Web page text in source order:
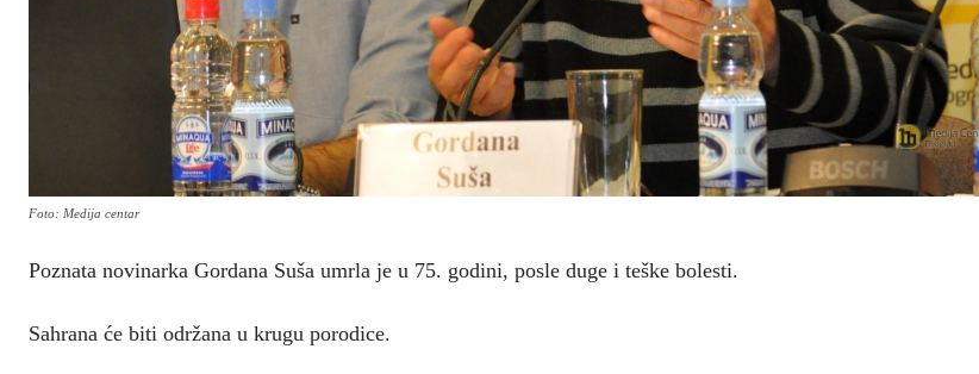
Foto: Medija centar
Poznata novinarka Gordana Suša umrla je u 75. godini, posle duge i teške bolesti.
Sahrana će biti održana u krugu porodice.